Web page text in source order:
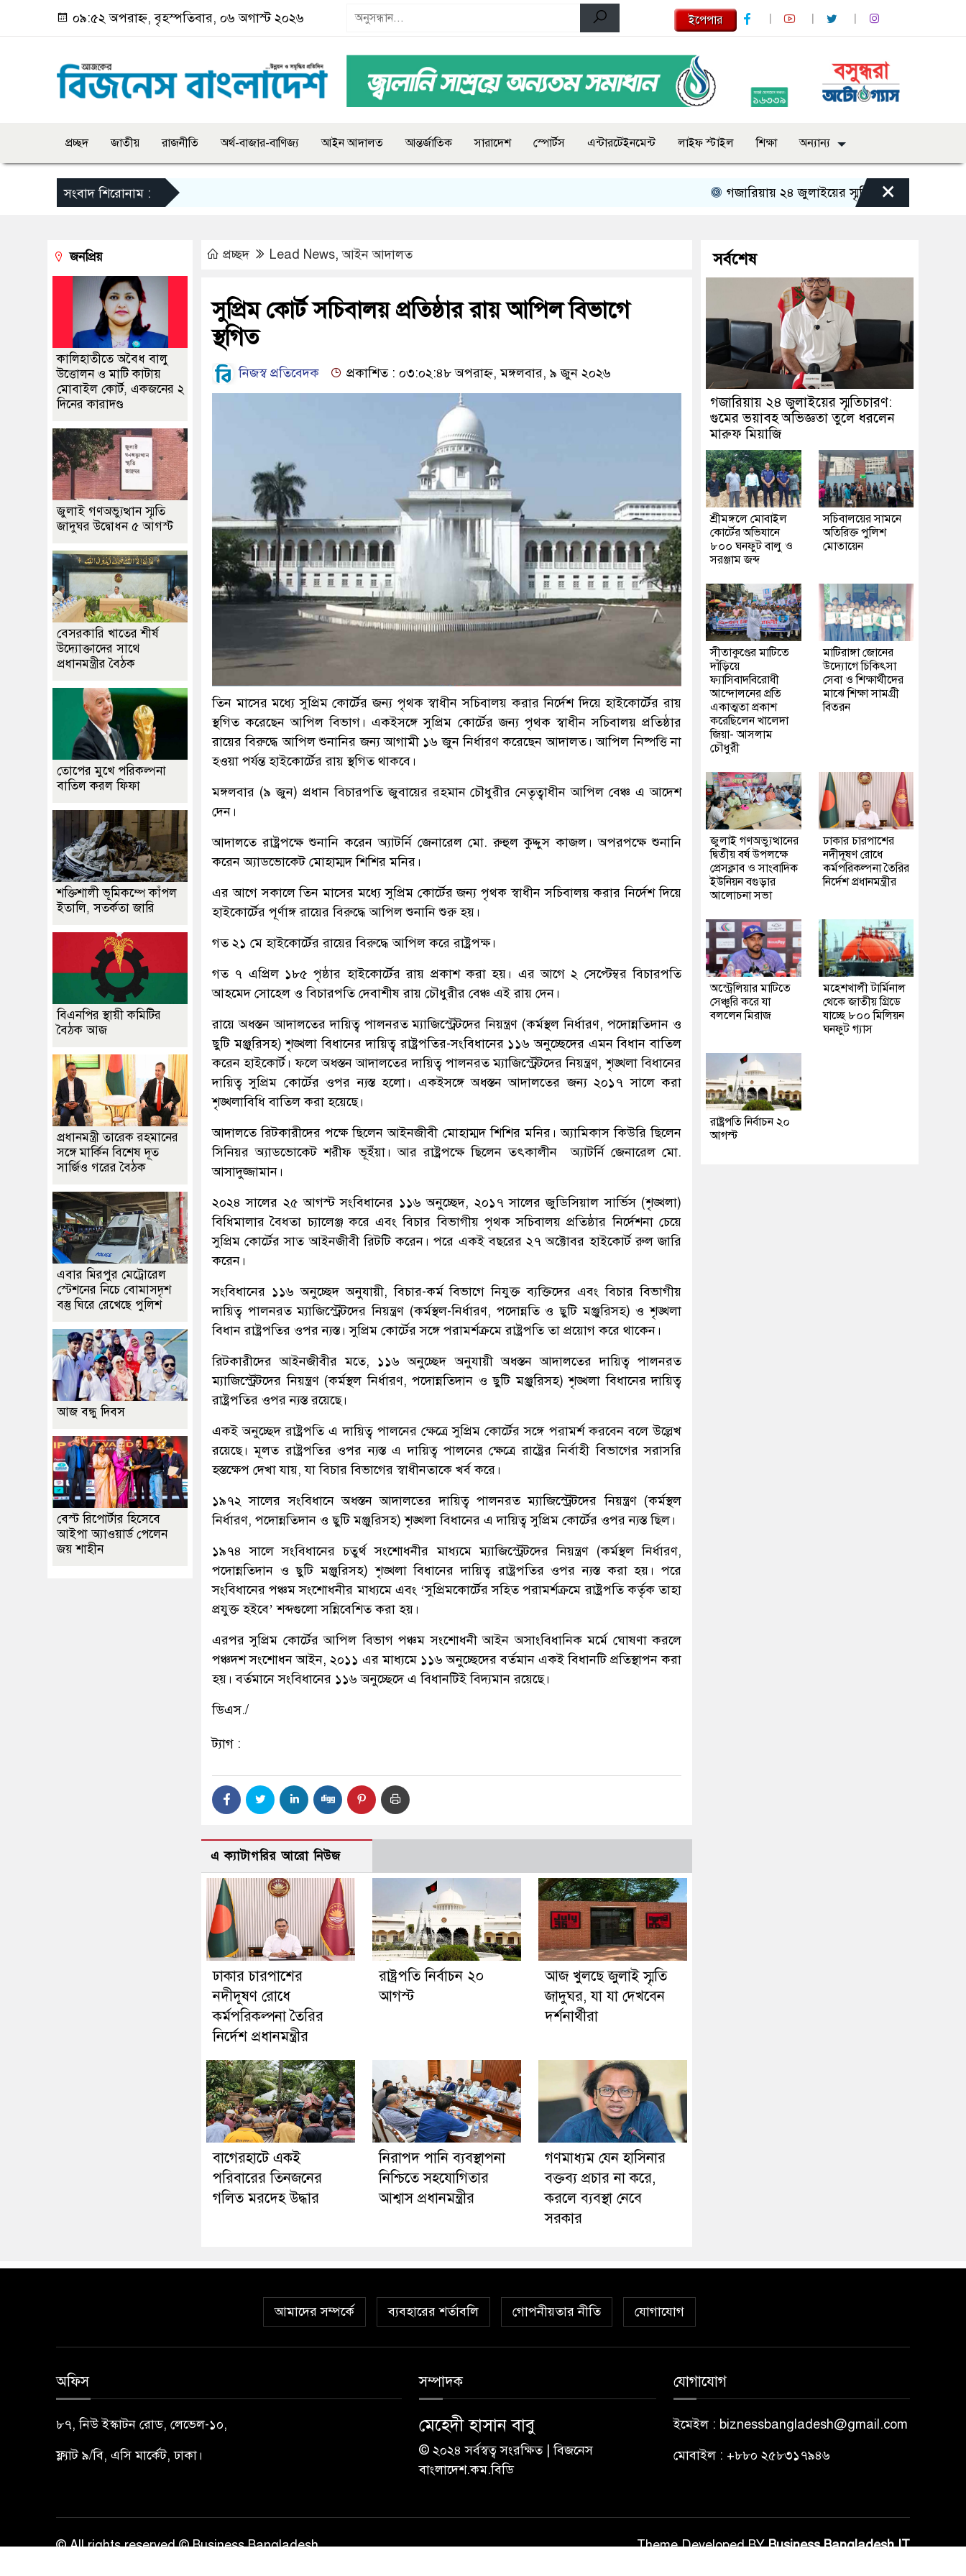
০৯:৫২ অপরাহ্ন, বৃহস্পতিবার, ০৬ অগাস্ট ২০২৬ ইপেপার
প্রচ্ছদ জাতীয় রাজনীতি অর্থ-বাজার-বাণিজ্য আইন আদালত আন্তর্জাতিক সারাদেশ স্পোর্টস এন্টারটেইনমেন্ট লাইফ স্টাইল শিক্ষা অন্যান্য
সংবাদ শিরোনাম : গজারিয়ায় ২৪ জুলাইয়ের স্মৃতিচারণ: গুমের ভয়াবহ
×
প্রচ্ছদ Lead News,আইন আদালত
সুপ্রিম কোর্ট সচিবালয় প্রতিষ্ঠার রায় আপিল বিভাগে
স্থগিত
নিজস্ব প্রতিবেদক প্রকাশিত : ০৩:০২:৪৮ অপরাহ্ন, মঙ্গলবার, ৯ জুন ২০২৬
তিন মাসের মধ্যে সুপ্রিম কোর্টের জন্য পৃথক স্বাধীন সচিবালয় করার নির্দেশ দিয়ে হাইকোর্টের রায়
স্থগিত করেছেন আপিল বিভাগ। একইসঙ্গে সুপ্রিম কোর্টের জন্য পৃথক স্বাধীন সচিবালয় প্রতিষ্ঠার
রায়ের বিরুদ্ধে আপিল শুনানির জন্য আগামী ১৬ জুন নির্ধারণ করেছেন আদালত। আপিল নিষ্পত্তি না
হওয়া পর্যন্ত হাইকোর্টের রায় স্থগিত থাকবে।
মঙ্গলবার (৯ জুন) প্রধান বিচারপতি জুবায়ের রহমান চৌধুরীর নেতৃত্বাধীন আপিল বেঞ্চ এ আদেশ
দেন।
আদালতে রাষ্ট্রপক্ষে শুনানি করেন অ্যাটর্নি জেনারেল মো. রুহুল কুদ্দুস কাজল। অপরপক্ষে শুনানি
করেন অ্যাডভোকেট মোহাম্মদ শিশির মনির।
এর আগে সকালে তিন মাসের মধ্যে সুপ্রিম কোর্টের জন্য পৃথক স্বাধীন সচিবালয় করার নির্দেশ দিয়ে
হাইকোর্টের পূর্ণাঙ্গ রায়ের বিরুদ্ধে আপিল শুনানি শুরু হয়।
গত ২১ মে হাইকোর্টের রায়ের বিরুদ্ধে আপিল করে রাষ্ট্রপক্ষ।
গত ৭ এপ্রিল ১৮৫ পৃষ্ঠার হাইকোর্টের রায় প্রকাশ করা হয়। এর আগে ২ সেপ্টেম্বর বিচারপতি
আহমেদ সোহেল ও বিচারপতি দেবাশীষ রায় চৌধুরীর বেঞ্চ এই রায় দেন।
রায়ে অধস্তন আদালতের দায়িত্ব পালনরত ম্যাজিস্ট্রেটদের নিয়ন্ত্রণ (কর্মস্থল নির্ধারণ, পদোন্নতিদান ও
ছুটি মঞ্জুরিসহ) শৃঙ্খলা বিধানের দায়িত্ব রাষ্ট্রপতির-সংবিধানের ১১৬ অনুচ্ছেদের এমন বিধান বাতিল
করেন হাইকোর্ট। ফলে অধস্তন আদালতের দায়িত্ব পালনরত ম্যাজিস্ট্রেটদের নিয়ন্ত্রণ, শৃঙ্খলা বিধানের
দায়িত্ব সুপ্রিম কোর্টের ওপর ন্যস্ত হলো। একইসঙ্গে অধস্তন আদালতের জন্য ২০১৭ সালে করা
শৃঙ্খলাবিধি বাতিল করা হয়েছে।
আদালতে রিটকারীদের পক্ষে ছিলেন আইনজীবী মোহাম্মদ শিশির মনির। অ্যামিকাস কিউরি ছিলেন
সিনিয়র অ্যাডভোকেট শরীফ ভূইঁয়া। আর রাষ্ট্রপক্ষে ছিলেন তৎকালীন অ্যাটর্নি জেনারেল মো.
আসাদুজ্জামান।
২০২৪ সালের ২৫ আগস্ট সংবিধানের ১১৬ অনুচ্ছেদ, ২০১৭ সালের জুডিসিয়াল সার্ভিস (শৃঙ্খলা)
বিধিমালার বৈধতা চ্যালেঞ্জ করে এবং বিচার বিভাগীয় পৃথক সচিবালয় প্রতিষ্ঠার নির্দেশনা চেয়ে
সুপ্রিম কোর্টের সাত আইনজীবী রিটটি করেন। পরে একই বছরের ২৭ অক্টোবর হাইকোর্ট ‍রুল জারি
করেন।
সংবিধানের ১১৬ অনুচ্ছেদ অনুযায়ী, বিচার-কর্ম বিভাগে নিযুক্ত ব্যক্তিদের এবং বিচার বিভাগীয়
দায়িত্ব পালনরত ম্যাজিস্ট্রেটদের নিয়ন্ত্রণ (কর্মস্থল-নির্ধারণ, পদোন্নতি ও ছুটি মঞ্জুরিসহ) ও শৃঙ্খলা
বিধান রাষ্ট্রপতির ওপর ন্যস্ত। সুপ্রিম কোর্টের সঙ্গে পরামর্শক্রমে রাষ্ট্রপতি তা প্রয়োগ করে থাকেন।
রিটকারীদের আইনজীবীর মতে, ১১৬ অনুচ্ছেদ অনুযায়ী অধস্তন আদালতের দায়িত্ব পালনরত
ম্যাজিস্ট্রেটদের নিয়ন্ত্রণ (কর্মস্থল নির্ধারণ, পদোন্নতিদান ও ছুটি মঞ্জুরিসহ) শৃঙ্খলা বিধানের দায়িত্ব
রাষ্ট্রপতির ওপর ন্যস্ত রয়েছে।
একই অনুচ্ছেদ রাষ্ট্রপতি এ দায়িত্ব পালনের ক্ষেত্রে সুপ্রিম কোর্টের সঙ্গে পরামর্শ করবেন বলে উল্লেখ
রয়েছে। মূলত রাষ্ট্রপতির ওপর ন্যস্ত এ দায়িত্ব পালনের ক্ষেত্রে রাষ্ট্রের নির্বাহী বিভাগের সরাসরি
হস্তক্ষেপ দেখা যায়, যা বিচার বিভাগের স্বাধীনতাকে খর্ব করে।
১৯৭২ সালের সংবিধানে অধস্তন আদালতের দায়িত্ব পালনরত ম্যাজিস্ট্রেটদের নিয়ন্ত্রণ (কর্মস্থল
নির্ধারণ, পদোন্নতিদান ও ছুটি মঞ্জুরিসহ) শৃঙ্খলা বিধানের এ দায়িত্ব সুপ্রিম কোর্টের ওপর ন্যস্ত ছিল।
১৯৭৪ সালে সংবিধানের চতুর্থ সংশোধনীর মাধ্যমে ম্যাজিস্ট্রেটদের নিয়ন্ত্রণ (কর্মস্থল নির্ধারণ,
পদোন্নতিদান ও ছুটি মঞ্জুরিসহ) শৃঙ্খলা বিধানের দায়িত্ব রাষ্ট্রপতির ওপর ন্যস্ত করা হয়। পরে
সংবিধানের পঞ্চম সংশোধনীর মাধ্যমে এবং ‘সুপ্রিমকোর্টের সহিত পরামর্শক্রমে রাষ্ট্রপতি কর্তৃক তাহা
প্রযুক্ত হইবে’ শব্দগুলো সন্নিবেশিত করা হয়।
এরপর সুপ্রিম কোর্টের আপিল বিভাগ পঞ্চম সংশোধনী আইন অসাংবিধানিক মর্মে ঘোষণা করলে
পঞ্চদশ সংশোধন আইন, ২০১১ এর মাধ্যমে ১১৬ অনুচ্ছেদের বর্তমান একই বিধানটি প্রতিস্থাপন করা
হয়। বর্তমানে সংবিধানের ১১৬ অনুচ্ছেদে এ বিধানটিই বিদ্যমান রয়েছে।
ডিএস./
ট্যাগ :
এ ক্যাটাগরির আরো নিউজ
ঢাকার চারপাশের
নদীদূষণ রোধে
কর্মপরিকল্পনা তৈরির
নির্দেশ প্রধানমন্ত্রীর
রাষ্ট্রপতি নির্বাচন ২০
আগস্ট
আজ খুলছে জুলাই স্মৃতি
জাদুঘর, যা যা দেখবেন
দর্শনার্থীরা
‎বাগেরহাটে একই
পরিবারের তিনজনের
গলিত মরদেহ উদ্ধার
নিরাপদ পানি ব্যবস্থাপনা
নিশ্চিতে সহযোগিতার
আশ্বাস প্রধানমন্ত্রীর
গণমাধ্যম যেন হাসিনার
বক্তব্য প্রচার না করে,
করলে ব্যবস্থা নেবে
সরকার
জনপ্রিয়
কালিহাতীতে অবৈধ বালু
উত্তোলন ও মাটি কাটায়
মোবাইল কোর্ট, একজনের ২
দিনের কারাদণ্ড
জুলাই গণঅভ্যুত্থান স্মৃতি
জাদুঘর উদ্বোধন ৫ আগস্ট
বেসরকারি খাতের শীর্ষ
উদ্যোক্তাদের সাথে
প্রধানমন্ত্রীর বৈঠক
তোপের মুখে পরিকল্পনা
বাতিল করল ফিফা
শক্তিশালী ভূমিকম্পে কাঁপল
ইতালি, সতর্কতা জারি
বিএনপির স্থায়ী কমিটির
বৈঠক আজ
প্রধানমন্ত্রী তারেক রহমানের
সঙ্গে মার্কিন বিশেষ দূত
সার্জিও গরের বৈঠক
এবার মিরপুর মেট্রোরেল
স্টেশনের নিচে বোমাসদৃশ
বস্তু ঘিরে রেখেছে পুলিশ
আজ বন্ধু দিবস
বেস্ট রিপোর্টার হিসেবে
আইপা অ্যাওয়ার্ড পেলেন
জয় শাহীন
সর্বশেষ
গজারিয়ায় ২৪ জুলাইয়ের স্মৃতিচারণ:
গুমের ভয়াবহ অভিজ্ঞতা তুলে ধরলেন
মারুফ মিয়াজি
শ্রীমঙ্গলে মোবাইল
কোর্টের অভিযানে
৮০০ ঘনফুট বালু ও
সরঞ্জাম জব্দ
সচিবালয়ের সামনে
অতিরিক্ত পুলিশ
মোতায়েন
সীতাকুণ্ডের মাটিতে
দাঁড়িয়ে
ফ্যাসিবাদবিরোধী
আন্দোলনের প্রতি
একাত্মতা প্রকাশ
করেছিলেন খালেদা
জিয়া- আসলাম
চৌধুরী
মাটিরাঙ্গা জোনের
উদ্যোগে চিকিৎসা
সেবা ও শিক্ষার্থীদের
মাঝে শিক্ষা সামগ্রী
বিতরন
জুলাই গণঅভ্যুত্থানের
দ্বিতীয় বর্ষ উপলক্ষে
প্রেসক্লাব ও সাংবাদিক
ইউনিয়ন বগুড়ার
আলোচনা সভা
ঢাকার চারপাশের
নদীদূষণ রোধে
কর্মপরিকল্পনা তৈরির
নির্দেশ প্রধানমন্ত্রীর
অস্ট্রেলিয়ার মাটিতে
সেঞ্চুরি করে যা
বললেন মিরাজ
মহেশখালী টার্মিনাল
থেকে জাতীয় গ্রিডে
যাচ্ছে ৮০০ মিলিয়ন
ঘনফুট গ্যাস
রাষ্ট্রপতি নির্বাচন ২০
আগস্ট
আমাদের সম্পর্কে ব্যবহারের শর্তাবলি গোপনীয়তার নীতি যোগাযোগ
অফিস
৮৭, নিউ ইস্কাটন রোড, লেভেল-১০,
ফ্ল্যাট ৯/বি, এসি মার্কেট, ঢাকা।
সম্পাদক
মেহেদী হাসান বাবু
© ২০২৪ সর্বস্বত্ব সংরক্ষিত | বিজনেস
বাংলাদেশ.কম.বিডি
যোগাযোগ
ইমেইল : biznessbangladesh@gmail.com
মোবাইল : +৮৮০ ২৫৮৩১৭৯৪৬
© All rights reserved © Business Bangladesh Theme Developed BYBusiness Bangladesh IT